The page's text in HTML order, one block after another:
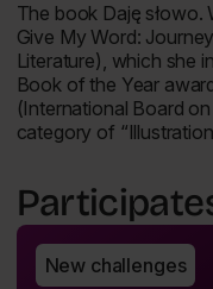
The book Daję słowo.
Give My Word:
Literature), which she
Book of the Year
(International Board
category of
New challenges